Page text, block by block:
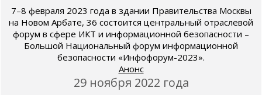
7–8 февраля 2023 года в здании Правительства Москвы
на Новом Арбате, 36 состоится центральный отраслевой
форум в сфере ИКТ и информационной безопасности –
Большой Национальный форум информационной
безопасности «Инфофорум-2023».
Анонс
29 ноября 2022 года